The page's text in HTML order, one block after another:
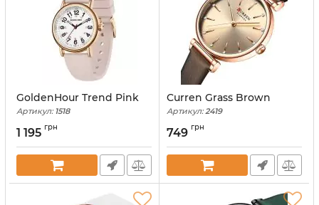
GoldenHour Trend Pink
Артикул:1518
1 195 грн
Curren Grass Brown
Артикул:2419
749 грн